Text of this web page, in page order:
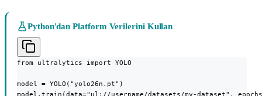
Python'dan Platform Verilerini Kullan
from ultralytics import YOLO
model = YOLO("yolo26n.pt")
model.train(data="ul://username/datasets/my-dataset",